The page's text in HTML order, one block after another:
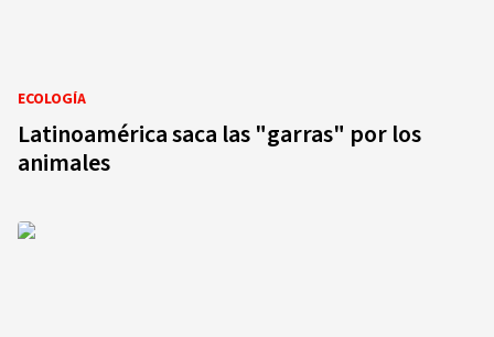
ECOLOGÍA
Latinoamérica saca las "garras" por los
animales